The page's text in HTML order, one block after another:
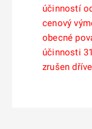
účinností
cenový
obecné
účinnosti
zrušen